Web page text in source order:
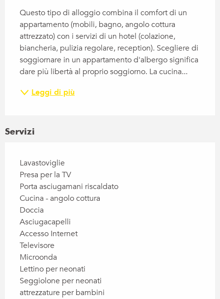
Questo tipo di alloggio combina il comfort di un
appartamento (mobili, bagno, angolo cottura
attrezzato) con i servizi di un hotel (colazione,
biancheria, pulizia regolare, reception). Scegliere di
soggiornare in un appartamento d'albergo significa
dare più libertà al proprio soggiorno. La cucina...
Leggi di più
Servizi
Lavastoviglie
Presa per la TV
Porta asciugamani riscaldato
Cucina - angolo cottura
Doccia
Asciugacapelli
Accesso Internet
Televisore
Microonda
Lettino per neonati
Seggiolone per neonati
attrezzature per bambini